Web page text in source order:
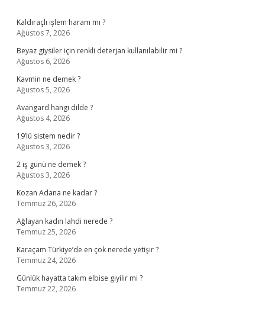
Kaldıraçlı işlem haram mı ?
Ağustos 7, 2026
Beyaz giysiler için renkli deterjan kullanılabilir mi ?
Ağustos 6, 2026
Kavmin ne demek ?
Ağustos 5, 2026
Avangard hangi dilde ?
Ağustos 4, 2026
19’lü sistem nedir ?
Ağustos 3, 2026
2 iş günü ne demek ?
Ağustos 3, 2026
Kozan Adana ne kadar ?
Temmuz 26, 2026
Ağlayan kadın lahdi nerede ?
Temmuz 25, 2026
Karaçam Türkiye’de en çok nerede yetişir ?
Temmuz 24, 2026
Günlük hayatta takım elbise giyilir mi ?
Temmuz 22, 2026